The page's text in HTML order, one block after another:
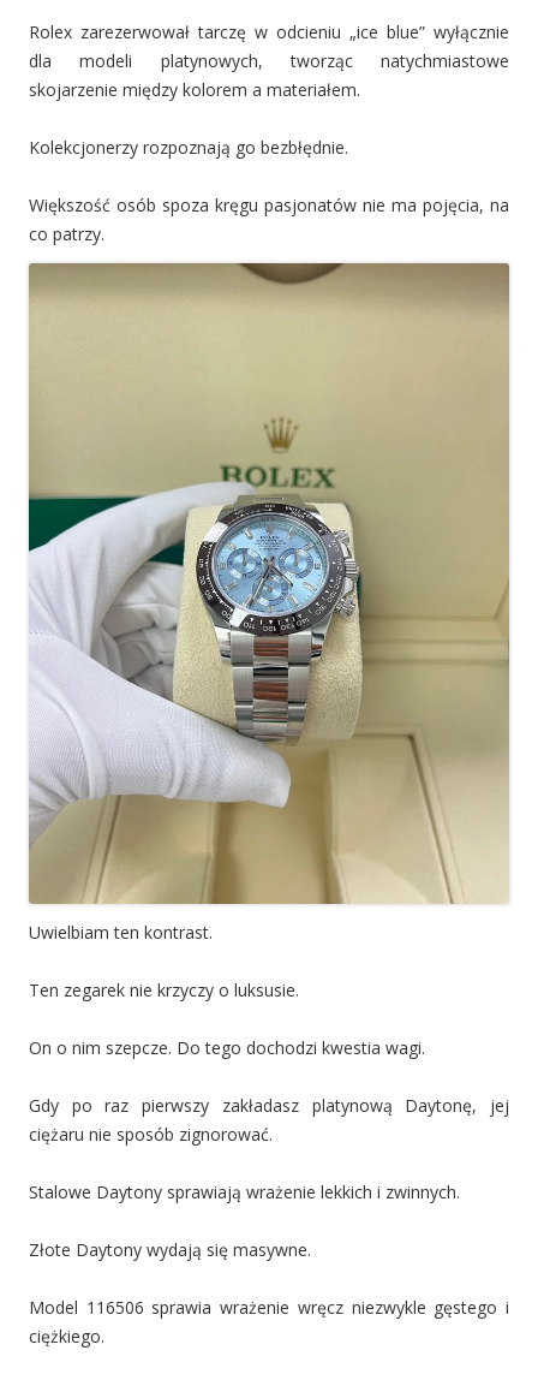
Rolex zarezerwował tarczę w odcieniu „ice blue” wyłącznie
dla modeli platynowych, tworząc natychmiastowe
skojarzenie między kolorem a materiałem.
Kolekcjonerzy rozpoznają go bezbłędnie.
Większość osób spoza kręgu pasjonatów nie ma pojęcia, na
co patrzy.
Uwielbiam ten kontrast.
Ten zegarek nie krzyczy o luksusie.
On o nim szepcze. Do tego dochodzi kwestia wagi.
Gdy po raz pierwszy zakładasz platynową Daytonę, jej
ciężaru nie sposób zignorować.
Stalowe Daytony sprawiają wrażenie lekkich i zwinnych.
Złote Daytony wydają się masywne.
Model 116506 sprawia wrażenie wręcz niezwykle gęstego i
ciężkiego.